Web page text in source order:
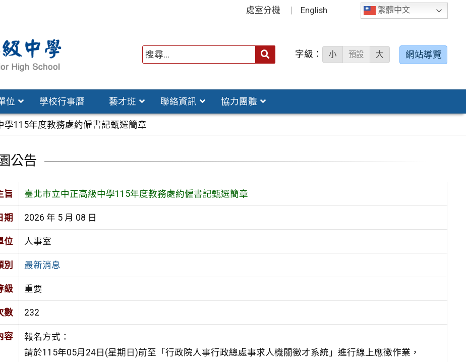
繁體中文
處室分機 English
字級： 小 預設 大 網站導覽
位 學校行事曆 藝才班 聯絡資訊 協力團體
學115年度教務處約僱書記甄選簡章
公告
旨 臺北市立中正高級中學115年度教務處約僱書記甄選簡章
期 2026 年 5 月 08 日
位 人事室
別 最新消息
級 重要
數 232
容
報名方式：
請於115年05月24日(星期日)前至「行政院人事行政總處事求人機關徵才系統」進行線上應徵作業，